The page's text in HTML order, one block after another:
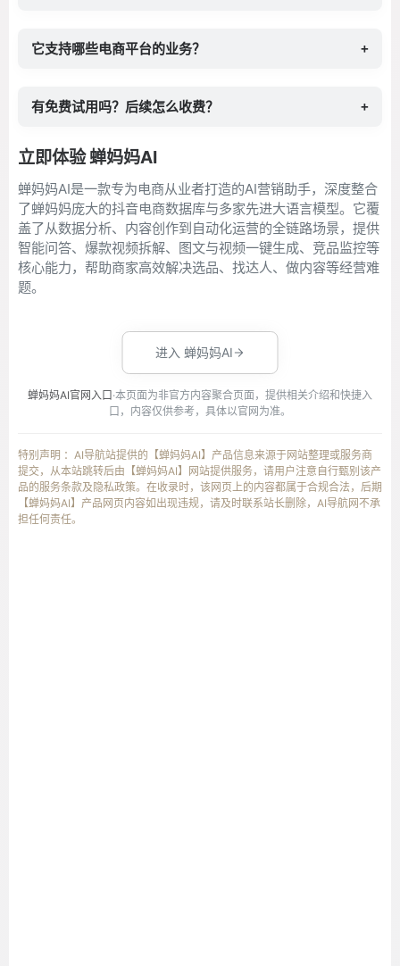
它支持哪些电商平台的业务？ +
有免费试用吗？后续怎么收费？ +
立即体验 蝉妈妈AI
蝉妈妈AI是一款专为电商从业者打造的AI营销助手，深度整合
了蝉妈妈庞大的抖音电商数据库与多家先进大语言模型。它覆
盖了从数据分析、内容创作到自动化运营的全链路场景，提供
智能问答、爆款视频拆解、图文与视频一键生成、竞品监控等
核心能力，帮助商家高效解决选品、找达人、做内容等经营难
题。
进入 蝉妈妈AI
蝉妈妈AI官网入口 ·本页面为非官方内容聚合页面，提供相关介绍和快捷入
口，内容仅供参考，具体以官网为准。
特别声明 ：AI导航站提供的【蝉妈妈AI】产品信息来源于网站整理或服务商
提交，从本站跳转后由【蝉妈妈AI】网站提供服务，请用户注意自行甄别该产
品的服务条款及隐私政策。在收录时，该网页上的内容都属于合规合法，后期
【蝉妈妈AI】产品网页内容如出现违规，请及时联系站长删除，AI导航网不承
担任何责任。